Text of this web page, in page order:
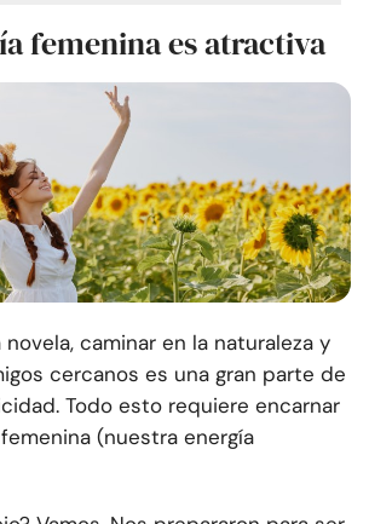
femenina es atractiva
caminar en la naturaleza y
cercanos es una gran parte de
Todo esto requiere encarnar
(nuestra energía